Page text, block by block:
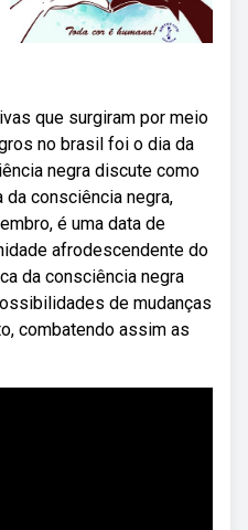
que surgiram por meio
no brasil foi o dia da
negra discute como
consciência negra,
é uma data de
afrodescendente do
da consciência negra
de mudanças
combatendo assim as